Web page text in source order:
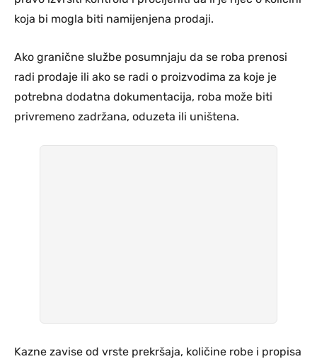
koja bi mogla biti namijenjena prodaji.
Ako granične službe posumnjaju da se roba prenosi
radi prodaje ili ako se radi o proizvodima za koje je
potrebna dodatna dokumentacija, roba može biti
privremeno zadržana, oduzeta ili uništena.
Kazne zavise od vrste prekršaja, količine robe i propisa